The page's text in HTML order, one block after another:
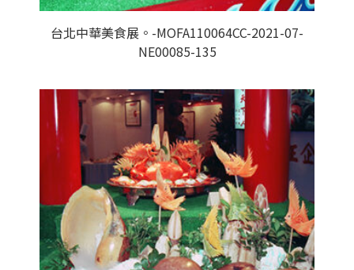
台北中華美食展。-MOFA110064CC-2021-07-
NE00085-135